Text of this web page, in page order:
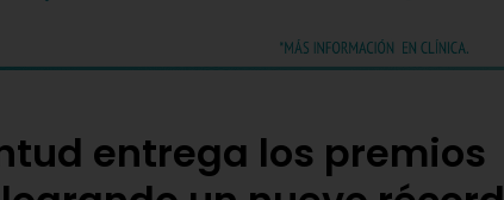
entrega los premios